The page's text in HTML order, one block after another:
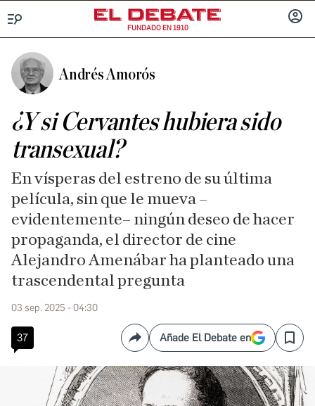
FUNDADO EN 1910
Andrés Amorós
¿Y si Cervantes hubiera sido
transexual?
En vísperas del estreno de su última
película, sin que le mueva –
evidentemente– ningún deseo de hacer
propaganda, el director de cine
Alejandro Amenábar ha planteado una
trascendental pregunta
03 sep. 2025 - 04:30
37 CompartirAñade El Debate en Save